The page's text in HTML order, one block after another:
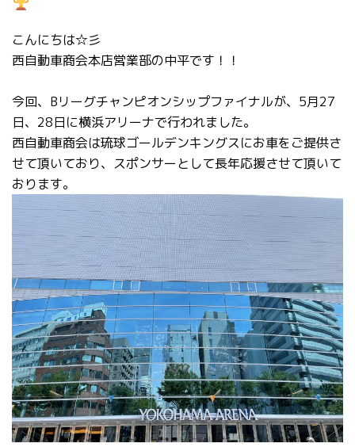
こんにちは☆彡
西自動車商会本店営業部の中平です！！
今回、Bリーグチャンピオンシップファイナルが、5月27
日、28日に横浜アリーナで行われました。
西自動車商会は琉球ゴールデンキングスにお車をご提供さ
せて頂いており、スポンサーとして長年応援させて頂いて
おります。